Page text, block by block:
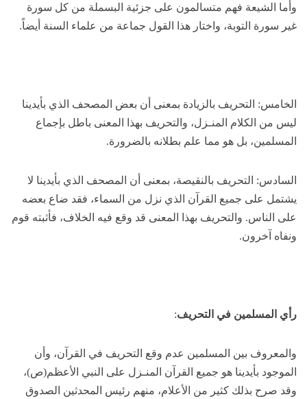
وأما الشيعة فهم متسالمون على جزئية البسملة من كل سورة
غير سورة التوبة، واختار هذا القول جماعة من علماء السنة أيضاً.
الخامس: التحريف بالزيادة بمعنى أن بعض المصحف الذي بأيدينا
ليس من الكلام المنـزل، والتحريف بهذا المعنى باطل بإجماع
المسلمين، بل هو مما علم بطلانه بالضرورة.
السادس: التحريف بالنقيصة، بمعنى أن المصحف الذي بأيدينا لا
يشتمل على جميع القرآن الذي نزل من السماء، فقد ضاع بعضه
على الناس. والتحريف بهذا المعنى قد وقع فيه الخلاف، فأثبته قوم
ونفاه آخرون.
رأي المسلمين في التحريف:
والمعروف بين المسلمين عدم وقع التحريف في القرآن، وأن
الموجود بأيدينا هو جميع القرآن المنـزل على النبي الأعظم(ص)،
وقد صرح بذلك كثير من الأعلام، منهم رئيس المحدثين الصدوق